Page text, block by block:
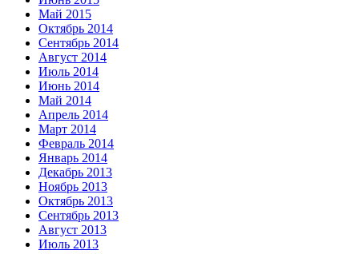
Май 2015
Октябрь 2014
Сентябрь 2014
Август 2014
Июль 2014
Июнь 2014
Май 2014
Апрель 2014
Март 2014
Февраль 2014
Январь 2014
Декабрь 2013
Ноябрь 2013
Октябрь 2013
Сентябрь 2013
Август 2013
Июль 2013